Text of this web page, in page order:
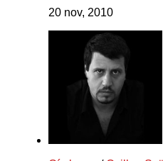
20 nov, 2010